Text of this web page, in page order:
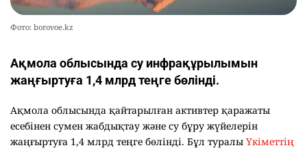
Фото: borovoe.kz
Ақмола облысында су инфрақұрылымын
жаңғыртуға 1,4 млрд теңге бөлінді.
Ақмола облысында қайтарылған активтер қаражаты
есебінен сумен жабдықтау және су бұру жүйелерін
жаңғыртуға 1,4 млрд теңге бөлінді. Бұл туралы Үкіметтің